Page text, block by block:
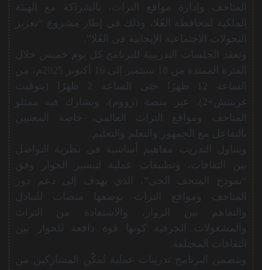
المتاحف وإدارة مواقع التراث، بالشراكة مع الهيئة
الملكية لمحافظة العُلا، وذلك في إطار مشروع “تعزيز
التحولات الاجتماعية الإيجابية في العُلا”.
وتعقد الجلسات التدريبية للبرنامج كل يوم خميس خلال
الفترة الممتدة من 18 سبتمبر إلى 16 أكتوبر 2025م، من
الساعة 12 ظهرًا حتى الساعة 2 ظهرًا (بتوقيت
غرينتش+2)، عبر منصة (زووم)، ويشارك فيه ممثلو
المتاحف ومواقع التراث العالمي، خاصة المعنيين
بالتفاعل مع الجمهور والتعلم والتعليم.
ويتناول التدريب مفاهيم أساسية في نظرية التواصل
بين الثقافات، وتطبيقات عملية لتيسير الحوار وفق
“نموذج المتحف الحي”، الذي يهدف إلى دعم دور
المتاحف ومواقع التراث بوصفها منصات للتبادل
والتفاهم بين الزوار، والاستفادة من التراث
والمشغولات الحرفية كونها قوة دافعة للحوار بين
الثقافات المختلفة.
ويتضمن البرنامج تدريبات عملية تُمكّن المشاركين من